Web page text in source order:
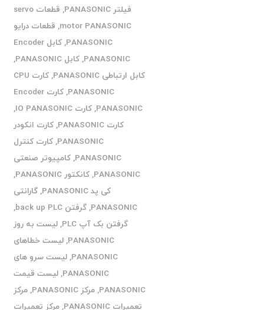
فیلتر PANASONIC
,
قطعات servo
motor PANASONIC
, قطعات درایو
PANASONIC
,
کابل Encoder
PANASONIC
,کابل PANASONIC
,
کابل ارتباطی PANASONIC
,
کارت CPU
PANASONIC
,
کارت Encoder
PANASONIC
,کارت IO PANASONIC
,
کارت PANASONIC
,کارت انکودر
PANASONIC
,کارت کنترل
PANASONIC
,کامپیوتر صنعتی
PANASONIC
,کانکتور PANASONIC
,
کی پد PANASONIC
,گارانتی
PANASONIC
,گرفتن back up PLC
,
گرفتن بک آپ PLC
,لیست به روز
PANASONIC
,لیست خطاهای
PANASONIC
,لیست سرو های
PANASONIC
,لیست قیمت
PANASONIC
,مرکز PANASONIC ,مرکز
تعمیرات PANASONIC
,مرکز تعمیرات